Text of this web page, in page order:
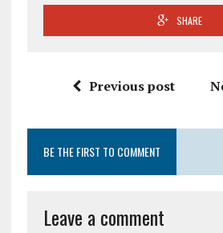
SHARE
Previous post
BE THE FIRST TO COMMENT
Leave a comment